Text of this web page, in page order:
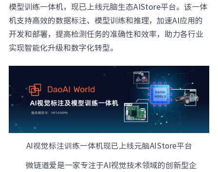
计算产业洞察
元脑品牌升级公告
模型训练一体机，现已上线元脑生态AIStore平台。该一体
机支持高效的数据标注、模型训练和推理，加速AI应用的
开发和部署，提高检测任务的准确性和效率，助力各行业
实现智能化升级和数字化转型。
AI视觉标注训练一体机现已上线元脑AIStore平台
微链道爱是一家专注于AI视觉技术领域的创新型企